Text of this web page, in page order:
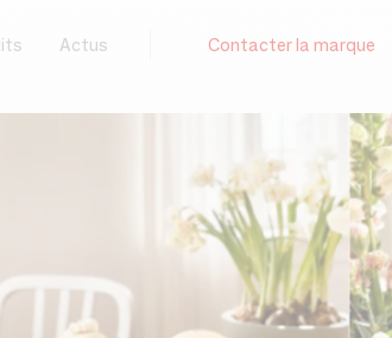
Actus Contacter la marque